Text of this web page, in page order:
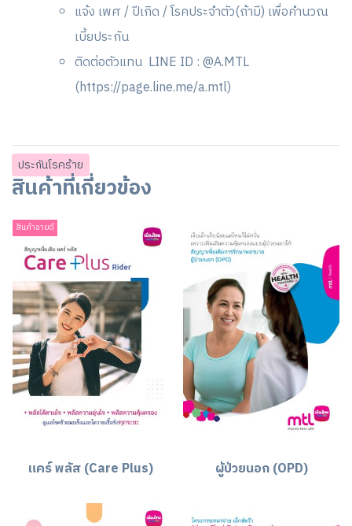
แจ้ง เพศ / ปีเกิด / โรคประจำตัว(ถ้ามี) เพื่อคำนวณ
เบี้ยประกัน
ติดต่อตัวแทน LINE ID : @A.MTL
(https://page.line.me/a.mtl)
ประกันโรคร้าย
สินค้าที่เกี่ยวข้อง
สินค้าขายดี
แคร์ พลัส (Care Plus) ผู้ป่วยนอก (OPD)